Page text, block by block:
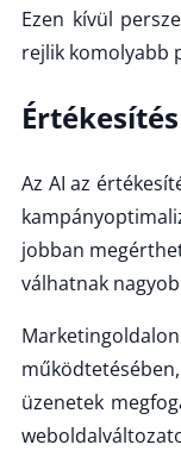
Ezen kívül
rejlik komolyabb
Az AI az
jobban
válhatnak
üzenetek